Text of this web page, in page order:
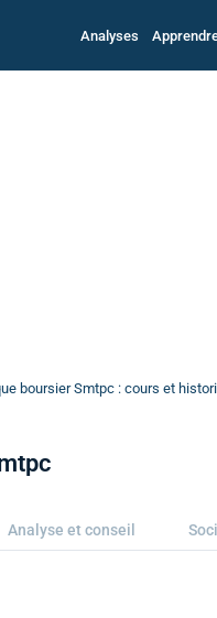
Analyses
boursier Smtpc : cours et
Analyse et conseil